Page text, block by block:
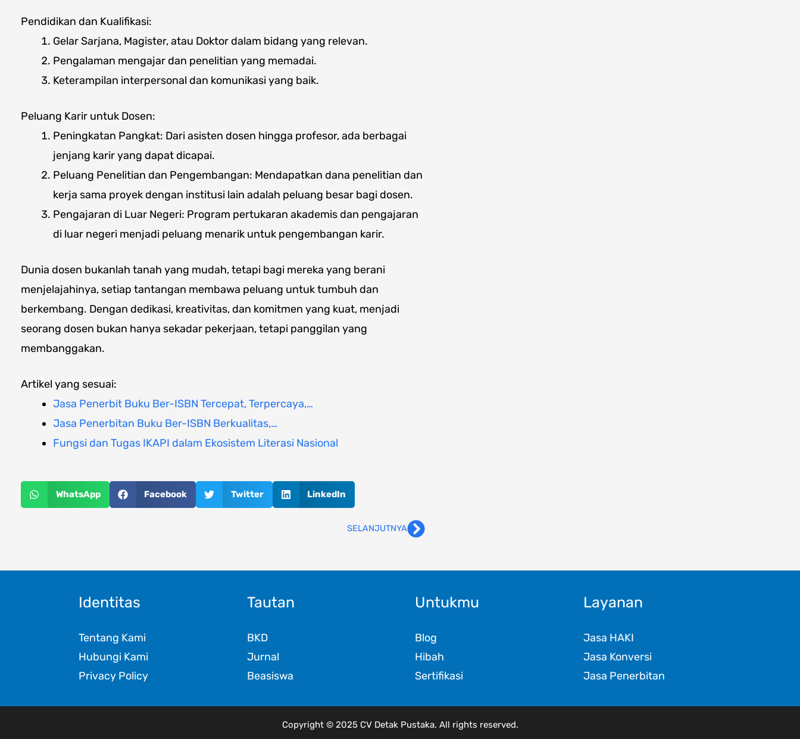
Pendidikan dan Kualifikasi:
Gelar Sarjana, Magister, atau Doktor dalam bidang yang relevan.
Pengalaman mengajar dan penelitian yang memadai.
Keterampilan interpersonal dan komunikasi yang baik.
Peluang Karir untuk Dosen:
Peningkatan Pangkat: Dari asisten dosen hingga profesor, ada berbagai
jenjang karir yang dapat dicapai.
Peluang Penelitian dan Pengembangan: Mendapatkan dana penelitian dan
kerja sama proyek dengan institusi lain adalah peluang besar bagi dosen.
Pengajaran di Luar Negeri: Program pertukaran akademis dan pengajaran
di luar negeri menjadi peluang menarik untuk pengembangan karir.
Dunia dosen bukanlah tanah yang mudah, tetapi bagi mereka yang berani
menjelajahinya, setiap tantangan membawa peluang untuk tumbuh dan
berkembang. Dengan dedikasi, kreativitas, dan komitmen yang kuat, menjadi
seorang dosen bukan hanya sekadar pekerjaan, tetapi panggilan yang
membanggakan.
Artikel yang sesuai:
Jasa Penerbit Buku Ber-ISBN Tercepat, Terpercaya,…
Jasa Penerbitan Buku Ber-ISBN Berkualitas,…
Fungsi dan Tugas IKAPI dalam Ekosistem Literasi Nasional
WhatsApp Facebook Twitter LinkedIn
SELANJUTNYANext
Identitas
Tentang Kami
Hubungi Kami
Privacy Policy
Tautan
BKD
Jurnal
Beasiswa
Untukmu
Blog
Hibah
Sertifikasi
Layanan
Jasa HAKI
Jasa Konversi
Jasa Penerbitan
Copyright © 2025 CV Detak Pustaka. All rights reserved.